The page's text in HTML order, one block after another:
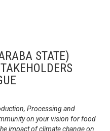
STATE)
Processing and
on your vision for food
impact of climate change on